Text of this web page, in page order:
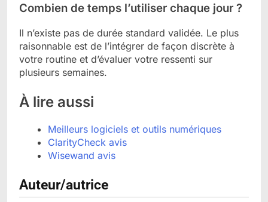
Combien de temps l’utiliser chaque jour ?
Il n’existe pas de durée standard validée. Le plus
raisonnable est de l’intégrer de façon discrète à
votre routine et d’évaluer votre ressenti sur
plusieurs semaines.
À lire aussi
Meilleurs logiciels et outils numériques
ClarityCheck avis
Wisewand avis
Auteur/autrice